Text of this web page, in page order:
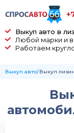
Выкуп авто в
Любой марки и
Работаем
Выкуп авто Выкуп